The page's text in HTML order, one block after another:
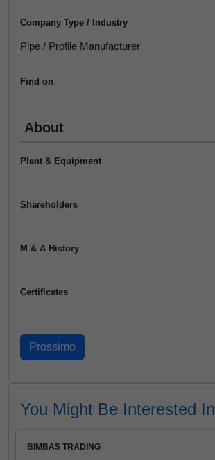
Company Type / Industry
Pipe / Profile Manufacturer
Find on
About
Plant & Equipment
Shareholders
M & A History
Certificates
You Might Be Interested In
BIMBAS TRADING